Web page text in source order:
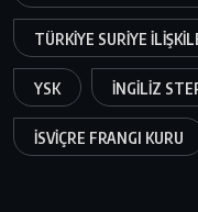
TÜRKIYE SURIYE
YSK İNGILIZ
İSVIÇRE FRANGI KURU